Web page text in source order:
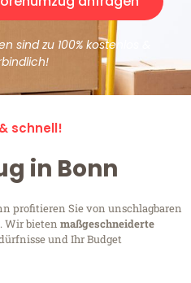
sind zu 100% kostenlos &
schnell!
in Bonn
profitieren Sie von unschlagbaren
Wir bieten maßgeschneiderte
und Ihr Budget